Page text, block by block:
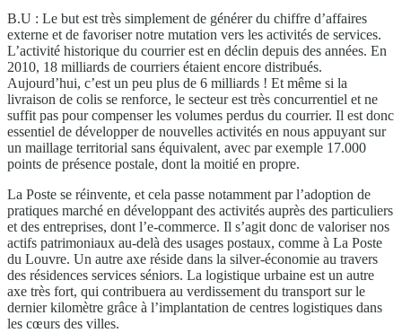
B.U : Le but est très simplement de générer du chiffre d’affaires
externe et de favoriser notre mutation vers les activités de services.
L’activité historique du courrier est en déclin depuis des années. En
2010, 18 milliards de courriers étaient encore distribués.
Aujourd’hui, c’est un peu plus de 6 milliards ! Et même si la
livraison de colis se renforce, le secteur est très concurrentiel et ne
suffit pas pour compenser les volumes perdus du courrier. Il est donc
essentiel de développer de nouvelles activités en nous appuyant sur
un maillage territorial sans équivalent, avec par exemple 17.000
points de présence postale, dont la moitié en propre.
La Poste se réinvente, et cela passe notamment par l’adoption de
pratiques marché en développant des activités auprès des particuliers
et des entreprises, dont l’e-commerce. Il s’agit donc de valoriser nos
actifs patrimoniaux au-delà des usages postaux, comme à La Poste
du Louvre. Un autre axe réside dans la silver-économie au travers
des résidences services séniors. La logistique urbaine est un autre
axe très fort, qui contribuera au verdissement du transport sur le
dernier kilomètre grâce à l’implantation de centres logistiques dans
les cœurs des villes.